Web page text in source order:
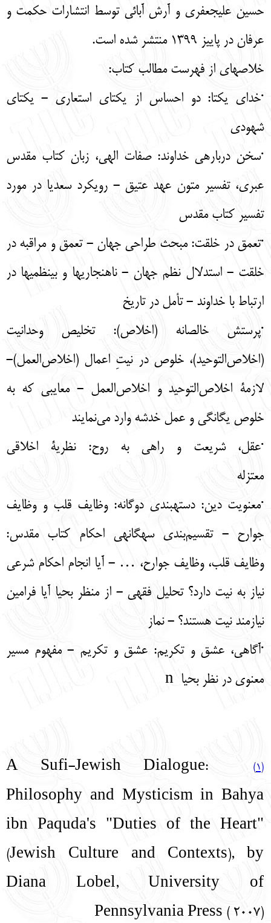
حسین علی­جعفری و آرش آبائی توسط انتشارات حکمت و
عرفان در پاییز 1399 منتشر شده است.
خلاصه­ای از فهرست مطالب کتاب:
·خدای یکتا: دو احساس از یکتای استعاری - یکتای
شهودی
·سخن درباره­ی خداوند: صفات الهی، زبان کتاب مقدس
عبری، تفسیر متون عهد عتیق - رویکرد سعدیا در مورد
تفسیر کتاب مقدس
·تعمق در خلقت: مبحث طراحی جهان - تعمق و مراقبه در
خلقت - استدلال نظم جهان - ناهنجاری­ها و بی­نظمی­ها در
ارتباط با خداوند - تأمل در تاریخ
·پرستش خالصانه (اخلاص): تخلیص وحدانیت
(اخلاص‌التوحید)، خلوص در نیتِ اعمال (اخلاص‌العمل)-
لازمة اخلاص‌التوحید و اخلاص‌العمل - معایبی که به
خلوص یگانگی و عمل خدشه وارد می‌نمایند
·عقل، شریعت و راهی به روح: نظریة اخلاقی
معتزله
·معنویت دین: دسته­بندی دوگانه: وظایف قلب و وظایف
جوارح - تقسیم‌بندی سه­گانه­ی احکام کتاب مقدس:
وظایف قلب، وظایف جوارح، … - آیا انجام احکام شرعی
نیاز به نیت دارد؟ تحلیل فقهی - از منظر بحیا آیا فرامین
نیازمند نیت هستند؟ - نماز
·آگاهی، عشق و تکریم: عشق و تکریم - مفهوم مسیر
معنوی در نظر بحیا n
(1)
A Sufi-Jewish Dialogue:
Philosophy and Mysticism in Bahya
ibn Paquda's "Duties of the Heart"
(Jewish Culture and Contexts), by
Diana Lobel, University of
Pennsylvania Press ( 2007)